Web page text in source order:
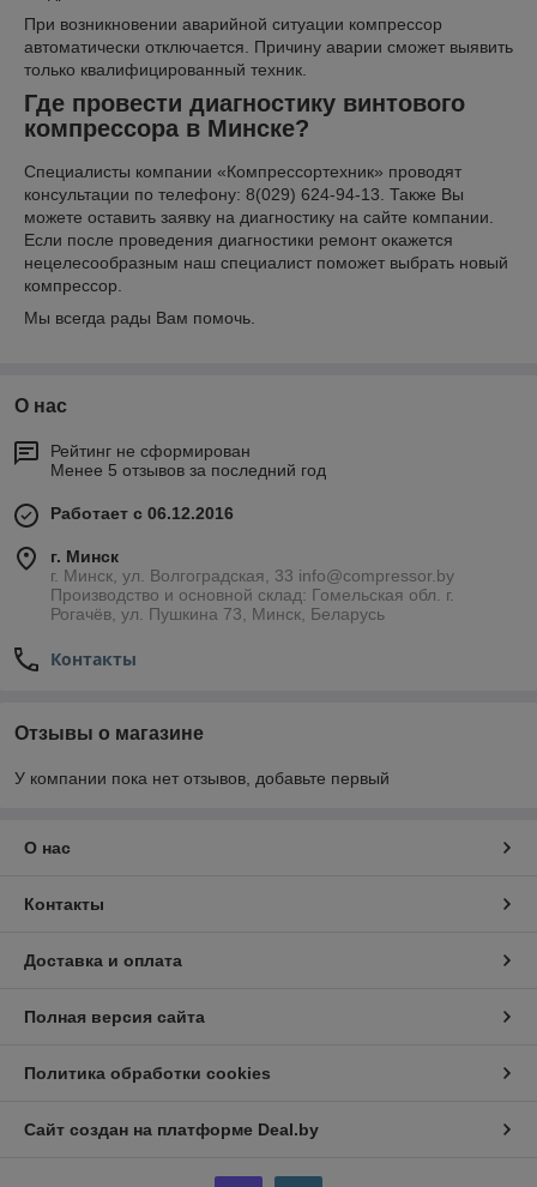
При возникновении аварийной ситуации компрессор
автоматически отключается. Причину аварии сможет выявить
только квалифицированный техник.
Где провести диагностику винтового
компрессора в Минске?
Специалисты компании «Компрессортехник» проводят
консультации по телефону: 8(029) 624-94-13. Также Вы
можете оставить заявку на диагностику на сайте компании.
Если после проведения диагностики ремонт окажется
нецелесообразным наш специалист поможет выбрать новый
компрессор.
Мы всегда рады Вам помочь.
О нас
Рейтинг не сформирован
Менее 5 отзывов за последний год
Работает с 06.12.2016
г. Минск
г. Минск, ул. Волгоградская, 33 info@compressor.by
Производство и основной склад: Гомельская обл. г.
Рогачёв, ул. Пушкина 73, Минск, Беларусь
Контакты
Отзывы о магазине
У компании пока нет отзывов, добавьте первый
О нас
Контакты
Доставка и оплата
Полная версия сайта
Политика обработки cookies
Сайт создан на платформе Deal.by